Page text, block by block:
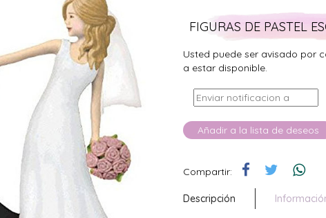
FIGURAS DE PASTEL
Usted puede ser avisado por
a estar disponible.
Añadir a la lista de deseos
Compartir:
Descripción